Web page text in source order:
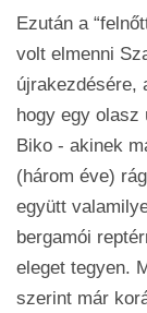
Ezután a
volt elmenni
újrakezdésére,
hogy egy
Biko - akinek
(három éve)
együtt
bergamói
eleget tegyen.
szerint már